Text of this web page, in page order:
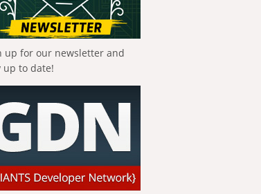
up for our newsletter and
up to date!